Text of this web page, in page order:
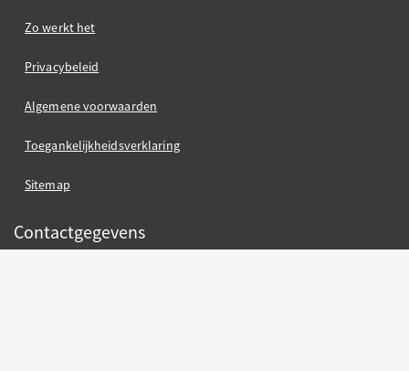
Zo werkt het
Privacybeleid
Algemene voorwaarden
Toegankelijkheidsverklaring
Sitemap
Contactgegevens